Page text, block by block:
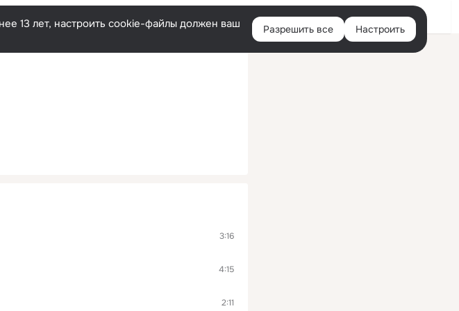
Войти
13 лет, настроить cookie-файлы должен ваш
Разрешить все Настроить
3:16
4:15
2:11